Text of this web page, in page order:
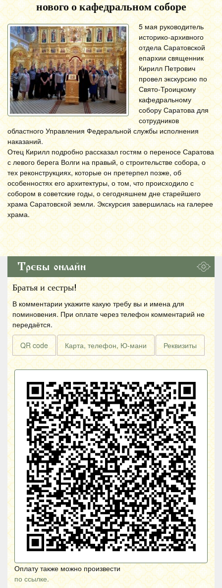
нового о кафедральном соборе
5 мая руководитель
историко-архивного
отдела Саратовской
епархии священник
Кирилл Петрович
провел экскурсию по
Свято-Троицкому
кафедральному
собору Саратова для
сотрудников
областного Управления Федеральной службы исполнения
наказаний.
Отец Кирилл подробно рассказал гостям о переносе Саратова
с левого берега Волги на правый, о строительстве собора, о
тех реконструкциях, которые он претерпел позже, об
особенностях его архитектуры, о том, что происходило с
собором в советские годы, о сегодняшнем дне старейшего
храма Саратовской земли. Экскурсия завершилась на галерее
храма.
Требы онлайн
Братья и сестры!
В комментарии укажите какую требу вы и имена для
поминовения. При оплате через телефон комментарий не
передаётся.
QR code Карта, телефон, Ю-мани Реквизиты
Оплату также можно произвести
по ссылке.